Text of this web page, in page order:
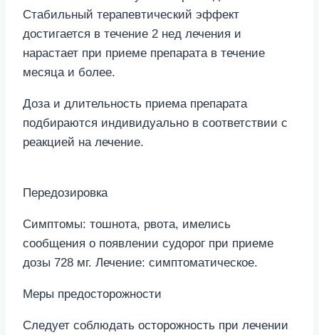
Стабильный терапевтический эффект
достигается в течение 2 нед лечения и
нарастает при приеме препарата в течение
месяца и более.
Доза и длительность приема препарата
подбираются индивидуально в соответствии с
реакцией на лечение.
Передозировка
Симптомы: тошнота, рвота, имелись
сообщения о появлении судорог при приеме
дозы 728 мг. Лечение: симптоматическое.
Меры предосторожности
Следует соблюдать осторожность при лечении